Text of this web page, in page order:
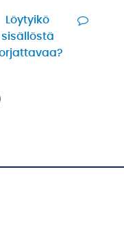
Löytyikö
sisällöstä